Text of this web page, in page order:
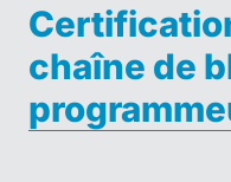
chaîne de